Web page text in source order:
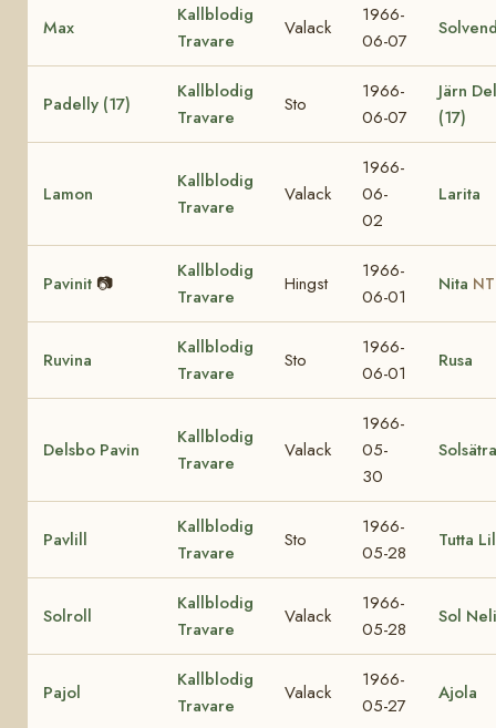
Max
Kallblodig
Travare
Valack
1966-
06-07
Padelly (17)
Kallblodig
Travare
Sto
1966-
06-07
Järn
(17)
Lamon
Kallblodig
Travare
Valack
1966-
06-
02
Larita
Pavinit 📷
Kallblodig
Travare
Hingst
1966-
06-01
Nita
Ruvina
Kallblodig
Travare
Sto
1966-
06-01
Rusa
Delsbo Pavin
Kallblodig
Travare
Valack
1966-
05-
30
Solsätra
Pavlill
Kallblodig
Travare
Sto
1966-
05-28
Tutta
Solroll
Kallblodig
Travare
Valack
1966-
05-28
Sol Neli
Pajol
Kallblodig
Travare
Valack
1966-
05-27
Ajola